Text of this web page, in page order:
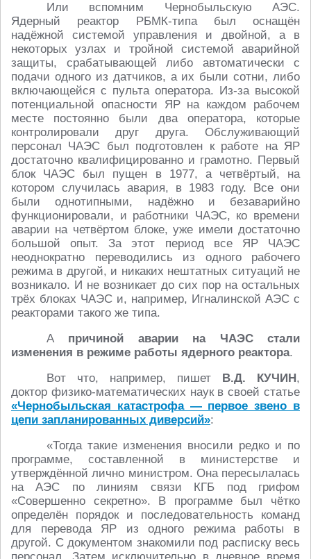
Или вспомним Чернобыльскую АЭС.
Ядерный реактор РБМК-типа был оснащён
надёжной системой управления и двойной, а в
некоторых узлах и тройной системой аварийной
защиты, срабатывающей либо автоматически с
подачи одного из датчиков, а их были сотни, либо
включающейся с пульта оператора. Из-за высокой
потенциальной опасности ЯР на каждом рабочем
месте постоянно были два оператора, которые
контролировали друг друга. Обслуживающий
персонал ЧАЭС был подготовлен к работе на ЯР
достаточно квалифицированно и грамотно. Первый
блок ЧАЭС был пущен в 1977, а четвёртый, на
котором случилась авария, в 1983 году. Все они
были однотипными, надёжно и безаварийно
функционировали, и работники ЧАЭС, ко времени
аварии на четвёртом блоке, уже имели достаточно
большой опыт. За этот период все ЯР ЧАЭС
неоднократно переводились из одного рабочего
режима в другой, и никаких нештатных ситуаций не
возникало. И не возникает до сих пор на остальных
трёх блоках ЧАЭС и, например, Игналинской АЭС с
реакторами такого же типа.
А причиной аварии на ЧАЭС стали
изменения в режиме работы ядерного реактора.
Вот что, например, пишет В.Д. КУЧИН,
доктор физико-математических наук в своей статье
«Чернобыльская катастрофа — первое звено в
цепи запланированных диверсий»:
«Тогда такие изменения вносили редко и по
программе, составленной в министерстве и
утверждённой лично министром. Она пересылалась
на АЭС по линиям связи КГБ под грифом
«Совершенно секретно». В программе был чётко
определён порядок и последовательность команд
для перевода ЯР из одного режима работы в
другой. С документом знакомили под расписку весь